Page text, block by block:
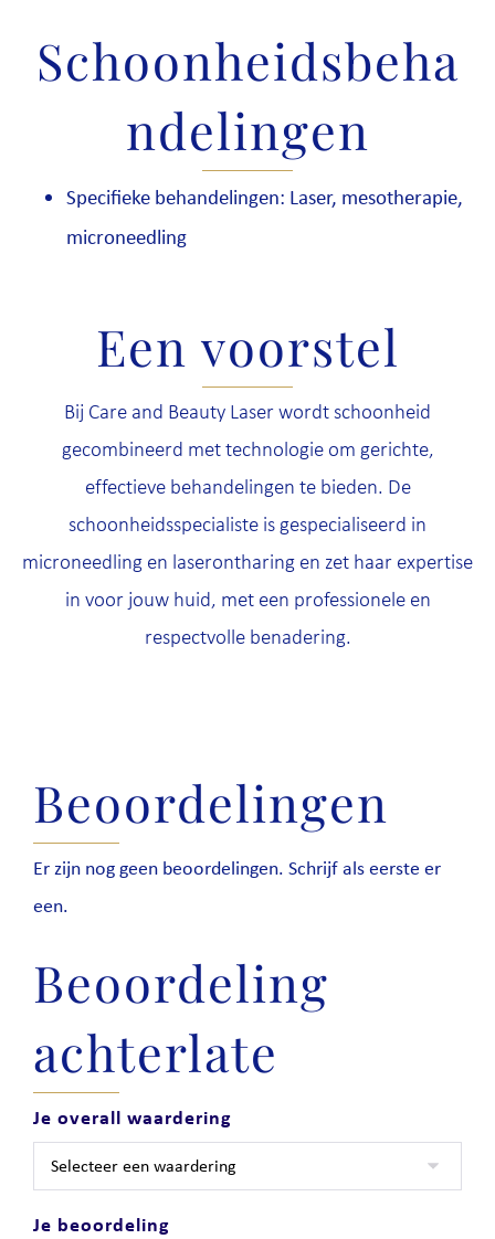
Schoonheidsbeha
ndelingen
Specifieke behandelingen: Laser, mesotherapie,
microneedling
Een voorstel
Bij Care and Beauty Laser wordt schoonheid
gecombineerd met technologie om gerichte,
effectieve behandelingen te bieden. De
schoonheidsspecialiste is gespecialiseerd in
microneedling en laserontharing en zet haar expertise
in voor jouw huid, met een professionele en
respectvolle benadering.
Beoordelingen
Er zijn nog geen beoordelingen. Schrijf als eerste er
een.
Beoordeling
achterlate
Je overall waardering
Je beoordeling